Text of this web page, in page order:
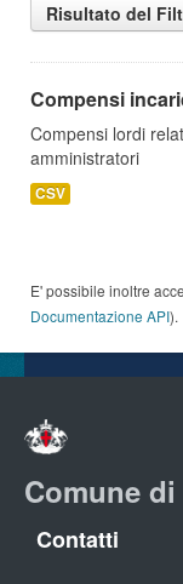
Risultato del
Compensi
Compensi lordi
amministratori
CSV
E' possibile inoltre
Documentazione API).
Comune
Contatti